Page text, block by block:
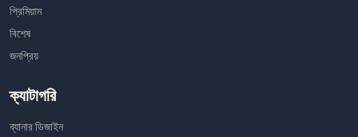
প্রিমিয়াম
বিশেষ
জনপ্রিয়
ক্যাটাগরি
ব্যানার ডিজাইন